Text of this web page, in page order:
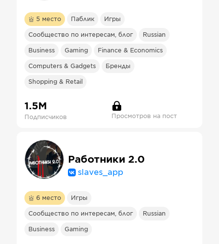
5 место Паблик Игры
Сообщество по интересам, блог Russian
Business Gaming Finance & Economics
Computers & Gadgets Бренды
Shopping & Retail
1.5М
Подписчиков Просмотров на пост
Работники 2.0
slaves_app
6 место Игры
Сообщество по интересам, блог Russian
Business Gaming